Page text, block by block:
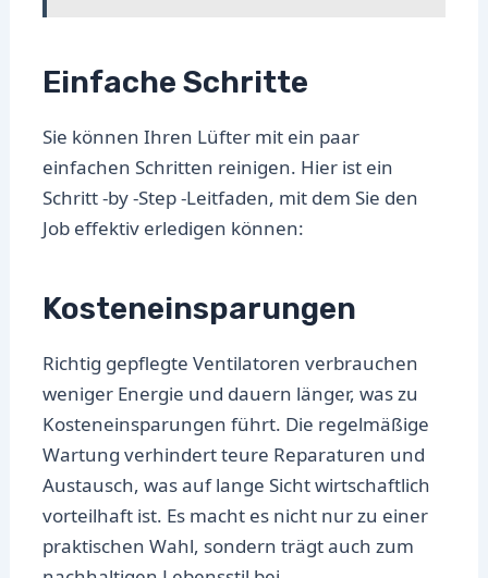
Einfache Schritte
Sie können Ihren Lüfter mit ein paar
einfachen Schritten reinigen. Hier ist ein
Schritt -by -Step -Leitfaden, mit dem Sie den
Job effektiv erledigen können:
Kosteneinsparungen
Richtig gepflegte Ventilatoren verbrauchen
weniger Energie und dauern länger, was zu
Kosteneinsparungen führt. Die regelmäßige
Wartung verhindert teure Reparaturen und
Austausch, was auf lange Sicht wirtschaftlich
vorteilhaft ist. Es macht es nicht nur zu einer
praktischen Wahl, sondern trägt auch zum